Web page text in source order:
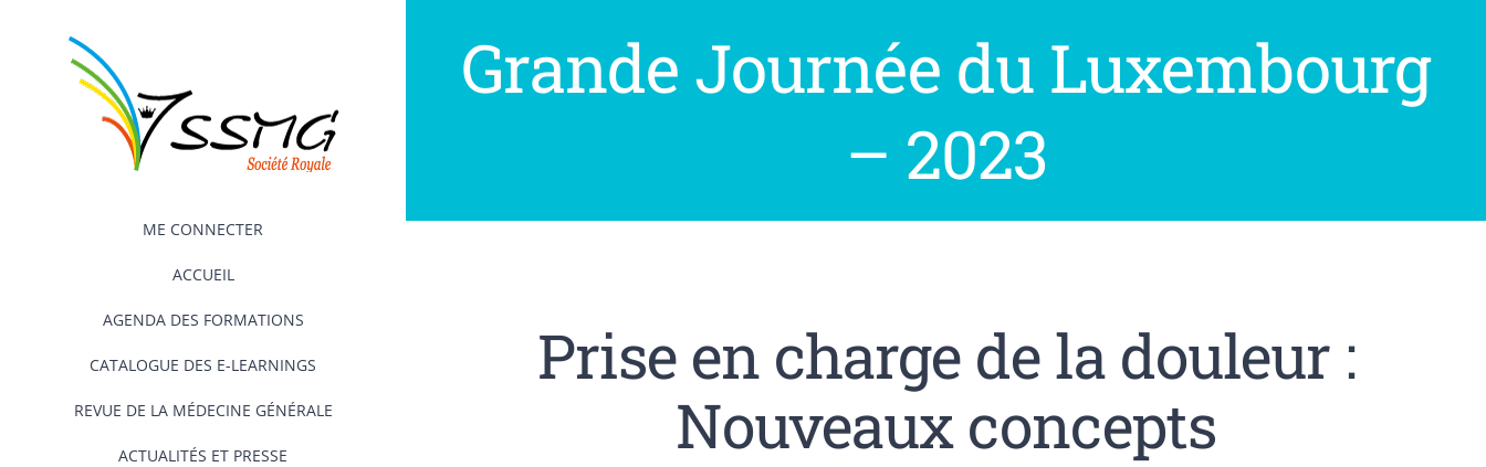
ME CONNECTER
ACCUEIL
AGENDA DES FORMATIONS
CATALOGUE DES E-LEARNINGS
REVUE DE LA MÉDECINE GÉNÉRALE
ACTUALITÉS ET PRESSE
Grande Journée du Luxembourg
– 2023
Prise en charge de la douleur :
Nouveaux concepts